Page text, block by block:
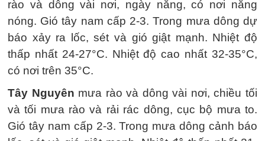
rào và dông vài nơi, ngày nắng, có nơi nắng
nóng. Gió tây nam cấp 2-3. Trong mưa dông dự
báo xảy ra lốc, sét và gió giật mạnh. Nhiệt độ
thấp nhất 24-27°C. Nhiệt độ cao nhất 32-35°C,
có nơi trên 35°C.
Tây Nguyên mưa rào và dông vài nơi, chiều tối
và tối mưa rào và rải rác dông, cục bộ mưa to.
Gió tây nam cấp 2-3. Trong mưa dông cảnh báo